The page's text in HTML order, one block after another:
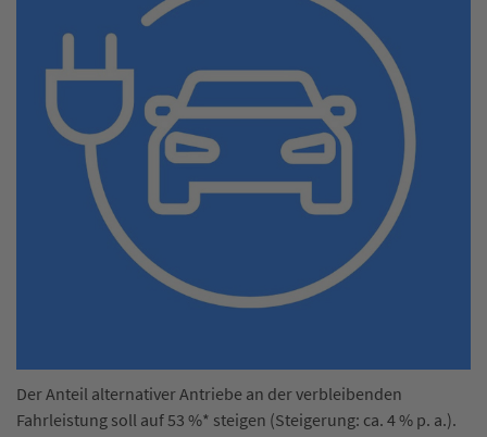
Der Anteil alternativer Antriebe an der verbleibenden
Fahrleistung soll auf 53 %* steigen (Steigerung: ca. 4 % p. a.).